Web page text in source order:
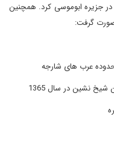
در جزیره ابوموسی کرد. همچنین
صورت گرفت:
عرب های شارجه
نشین در سال 1365